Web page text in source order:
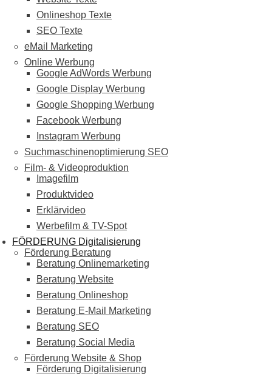
Onlineshop Texte
SEO Texte
eMail Marketing
Online Werbung
Google AdWords Werbung
Google Display Werbung
Google Shopping Werbung
Facebook Werbung
Instagram Werbung
Suchmaschinenoptimierung SEO
Film- & Videoproduktion
Imagefilm
Produktvideo
Erklärvideo
Werbefilm & TV-Spot
FÖRDERUNG Digitalisierung
Förderung Beratung
Beratung Onlinemarketing
Beratung Website
Beratung Onlineshop
Beratung E-Mail Marketing
Beratung SEO
Beratung Social Media
Förderung Website & Shop
Förderung Digitalisierung